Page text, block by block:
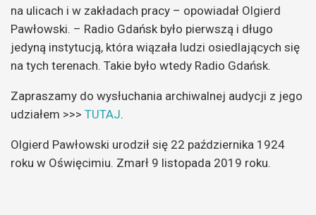
na ulicach i w zakładach pracy – opowiadał Olgierd
Pawłowski. – Radio Gdańsk było pierwszą i długo
jedyną instytucją, która wiązała ludzi osiedlających się
na tych terenach. Takie było wtedy Radio Gdańsk.
Zapraszamy do wysłuchania archiwalnej audycji z jego
udziałem >>> TUTAJ.
Olgierd Pawłowski urodził się 22 października 1924
roku w Oświęcimiu. Zmarł 9 listopada 2019 roku.